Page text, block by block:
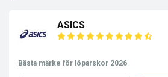
ASICS
Bästa märke för löparskor 2026